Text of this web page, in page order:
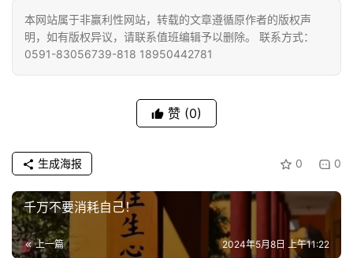
佛
教
人
物
巡
礼
视
频
本网站属于非赢利性网站，转载的文章遵循原作者的版权声
明，如有版权异议，请联系值班编辑予以删除。 联系方式：
0591-83056739-818 18950442781
赞 (0)
0 0
生成海报
千万不要消耗自己！
上一篇 2024年5月8日 上午11:22